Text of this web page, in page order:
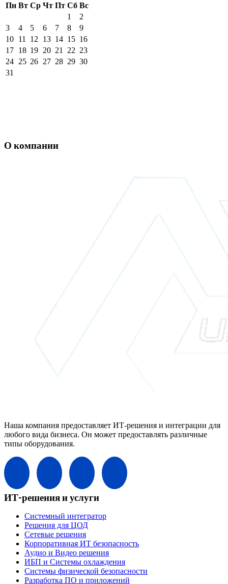
Пн Вт Ср Чт Пт Сб Вс
1
2
3
4 5 6 7 8
9
10 11 12 13 14 15 16
17 18 19 20 21 22 23
24 25 26 27 28 29 30
31
О компании
Наша компания предоставляет ИТ-решения и интеграции для
любого вида бизнеса. Он может предоставлять различные
типы оборудования.
ИТ-решения и услуги
Системный интегратор
Решения для ЦОД
Сетевые решения
Корпоративная ИТ безопасность
Аудио и Видео решения
ИБП и Системы охлаждения
Системы физической безопасности
Разработка ПО и приложений